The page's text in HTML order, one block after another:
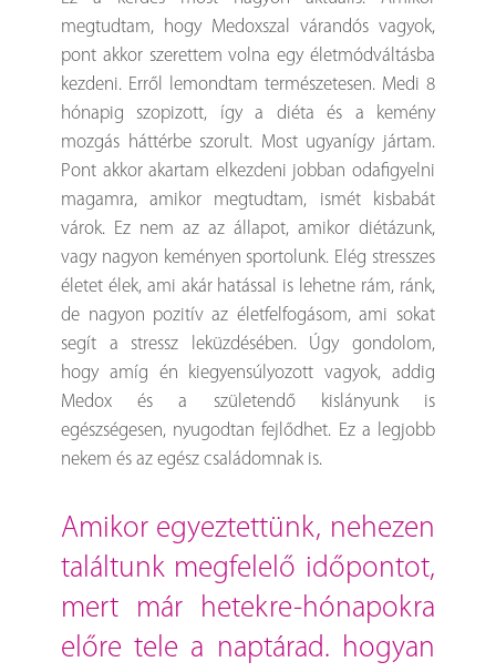
megtudtam, hogy Medoxszal várandós vagyok,
pont akkor szerettem volna egy életmódváltásba
kezdeni. Erről lemondtam természetesen. Medi 8
hónapig szopizott, így a diéta és a kemény
mozgás háttérbe szorult. Most ugyanígy jártam.
Pont akkor akartam elkezdeni jobban odafigyelni
magamra, amikor megtudtam, ismét kisbabát
várok. Ez nem az az állapot, amikor diétázunk,
vagy nagyon keményen sportolunk. Elég stresszes
életet élek, ami akár hatással is lehetne rám, ránk,
de nagyon pozitív az életfelfogásom, ami sokat
segít a stressz leküzdésében. Úgy gondolom,
hogy amíg én kiegyensúlyozott vagyok, addig
Medox és a születendő kislányunk is
egészségesen, nyugodtan fejlődhet. Ez a legjobb
nekem és az egész családomnak is.
amikor egyeztettünk, nehezen
találtunk megfelelő időpontot,
mert már hetekre-hónapokra
előre tele a naptárad. hogyan